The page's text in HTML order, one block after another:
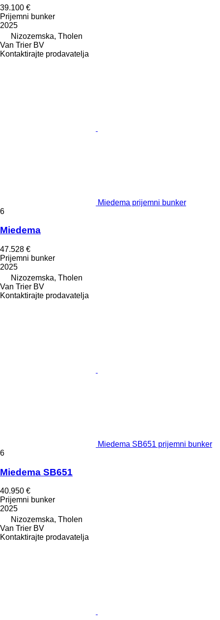
39.100 €
Prijemni bunker
2025
Nizozemska, Tholen
Van Trier BV
Kontaktirajte prodavatelja
Miedema prijemni bunker
6
Miedema
47.528 €
Prijemni bunker
2025
Nizozemska, Tholen
Van Trier BV
Kontaktirajte prodavatelja
Miedema SB651 prijemni bunker
6
Miedema SB651
40.950 €
Prijemni bunker
2025
Nizozemska, Tholen
Van Trier BV
Kontaktirajte prodavatelja